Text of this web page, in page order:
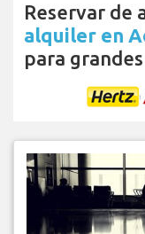
Reservar de
alquiler en
para